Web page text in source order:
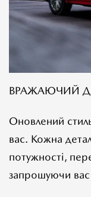
ВРАЖАЮЧИЙ
Оновлений
вас. Кожна
потужності,
запрошуючи вас